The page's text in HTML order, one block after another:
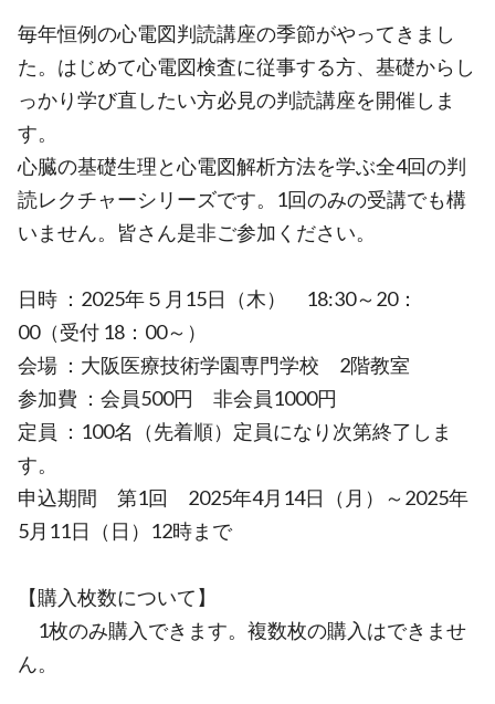
毎年恒例の心電図判読講座の季節がやってきまし
た。はじめて心電図検査に従事する方、基礎からし
っかり学び直したい方必見の判読講座を開催しま
す。
心臓の基礎生理と心電図解析方法を学ぶ全4回の判
読レクチャーシリーズです。1回のみの受講でも構
いません。皆さん是非ご参加ください。
日時 ：2025年５月15日（木） 18:30～20：
00（受付 18：00～）
会場 ：大阪医療技術学園専門学校 2階教室
参加費 ：会員500円 非会員1000円
定員 ：100名（先着順）定員になり次第終了しま
す。
申込期間 第1回 2025年4月14日（月）～2025年
5月11日（日）12時まで
【購入枚数について】
1枚のみ購入できます。複数枚の購入はできませ
ん。